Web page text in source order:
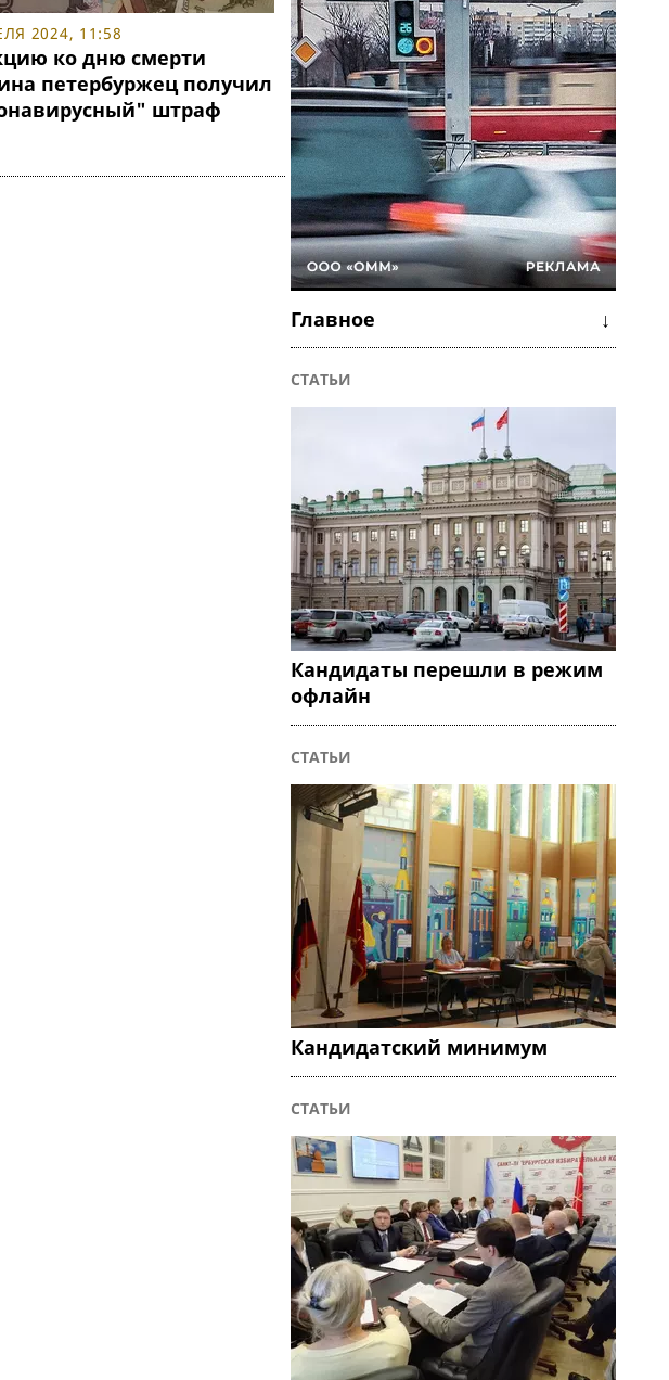
2024, 11:58
ко дню смерти
петербуржец получил
штраф
Главное ↓
СТАТЬИ
Кандидаты перешли в режим
офлайн
СТАТЬИ
Кандидатский минимум
СТАТЬИ